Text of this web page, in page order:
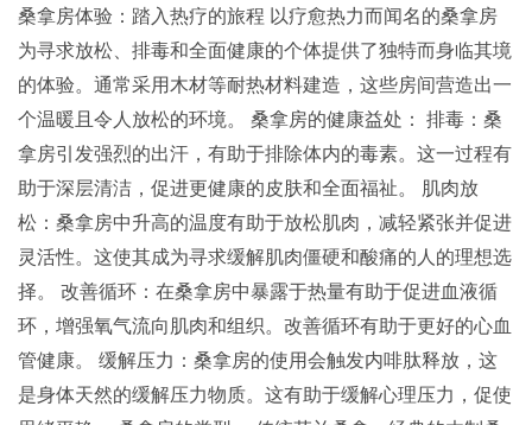
桑拿房体验：踏入热疗的旅程 以疗愈热力而闻名的桑拿房
为寻求放松、排毒和全面健康的个体提供了独特而身临其境
的体验。通常采用木材等耐热材料建造，这些房间营造出一
个温暖且令人放松的环境。 桑拿房的健康益处： 排毒：桑
拿房引发强烈的出汗，有助于排除体内的毒素。这一过程有
助于深层清洁，促进更健康的皮肤和全面福祉。 肌肉放
松：桑拿房中升高的温度有助于放松肌肉，减轻紧张并促进
灵活性。这使其成为寻求缓解肌肉僵硬和酸痛的人的理想选
择。 改善循环：在桑拿房中暴露于热量有助于促进血液循
环，增强氧气流向肌肉和组织。改善循环有助于更好的心血
管健康。 缓解压力：桑拿房的使用会触发内啡肽释放，这
是身体天然的缓解压力物质。这有助于缓解心理压力，促使